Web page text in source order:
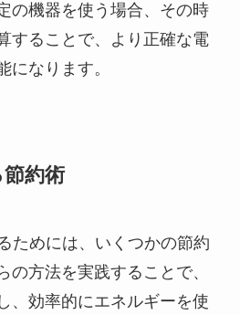
の機器を使う場合、その時
することで、より正確な電
になります。
約術
ためには、いくつかの節約
の方法を実践することで、
、効率的にエネルギーを使